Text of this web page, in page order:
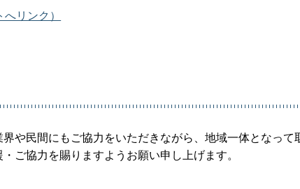
リンク）
や民間にもご協力をいただきながら、地域一体となって
ご協力を賜りますようお願い申し上げます。